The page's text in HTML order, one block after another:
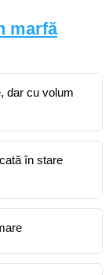
marfă
dar cu volum
în stare